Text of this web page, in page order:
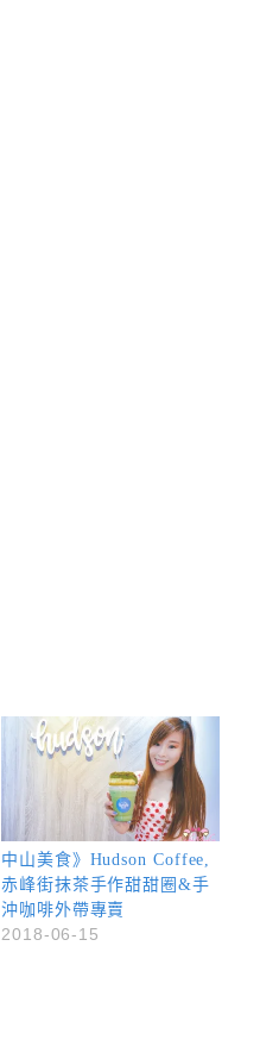
中山美食》Hudson Coffee,
赤峰街抹茶手作甜甜圈&手
沖咖啡外帶專賣
2018-06-15